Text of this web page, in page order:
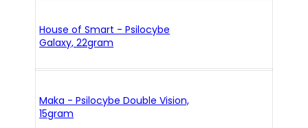
House of Smart - Psilocybe
Galaxy, 22gram
Maka - Psilocybe Double Vision,
15gram